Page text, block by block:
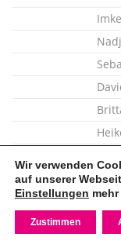
Imke
Wir verwenden
auf unserer
Einstellungen
Zustimmen